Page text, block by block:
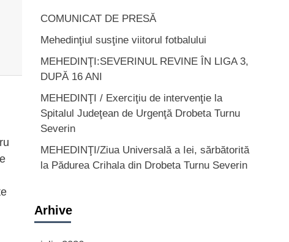
COMUNICAT DE PRESĂ
Mehedinţiul susţine viitorul fotbalului
MEHEDINŢI:SEVERINUL REVINE ÎN LIGA 3,
DUPĂ 16 ANI
MEHEDINŢI / Exerciţiu de intervenţie la
Spitalul Judeţean de Urgenţă Drobeta Turnu
Severin
MEHEDINŢI/Ziua Universală a Iei, sărbătorită
la Pădurea Crihala din Drobeta Turnu Severin
Arhive